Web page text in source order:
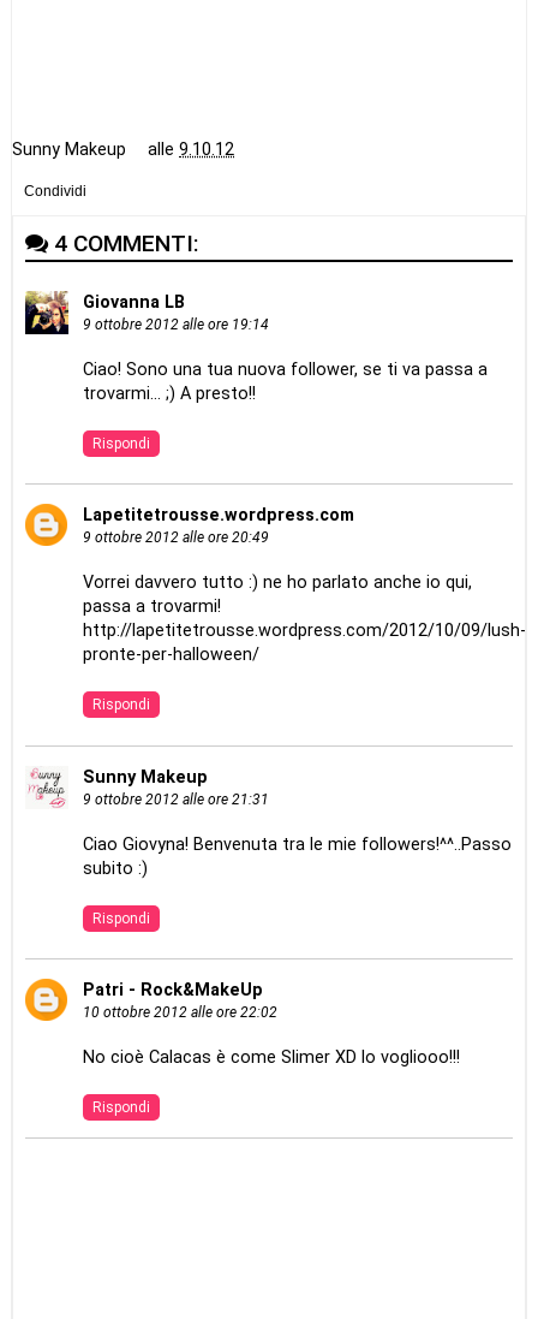
Sunny Makeup alle9.10.12
Condividi
4 COMMENTI:
Giovanna LB
9 ottobre 2012 alle ore 19:14
Ciao! Sono una tua nuova follower, se ti va passa a
trovarmi... ;) A presto!!
Rispondi
Lapetitetrousse.wordpress.com
9 ottobre 2012 alle ore 20:49
Vorrei davvero tutto :) ne ho parlato anche io qui,
passa a trovarmi!
http://lapetitetrousse.wordpress.com/2012/10/09/lush-
pronte-per-halloween/
Rispondi
Sunny Makeup
9 ottobre 2012 alle ore 21:31
Ciao Giovyna! Benvenuta tra le mie followers!^^..Passo
subito :)
Rispondi
Patri - Rock&MakeUp
10 ottobre 2012 alle ore 22:02
No cioè Calacas è come Slimer XD lo vogliooo!!!
Rispondi